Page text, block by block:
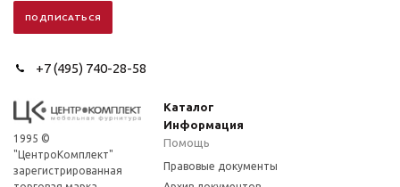
+7 (495) 740-28-58
1995 ©
"ЦентроКомплект"
зарегистрированная
Каталог
Информация
Помощь
Правовые документы